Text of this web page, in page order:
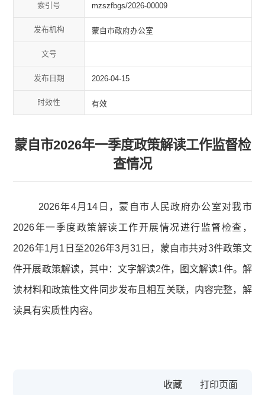
索引号 mzszfbgs/2026-00009
发布机构 蒙自市政府办公室
文号
发布日期 2026-04-15
时效性 有效
蒙自市2026年一季度政策解读工作监督检
查情况
2026年4月14日，蒙自市人民政府办公室对我市
2026年一季度政策解读工作开展情况进行监督检查，
2026年1月1日至2026年3月31日，蒙自市共对3件政策文
件开展政策解读，其中：文字解读2件，图文解读1件。解
读材料和政策性文件同步发布且相互关联，内容完整，解
读具有实质性内容。
收藏